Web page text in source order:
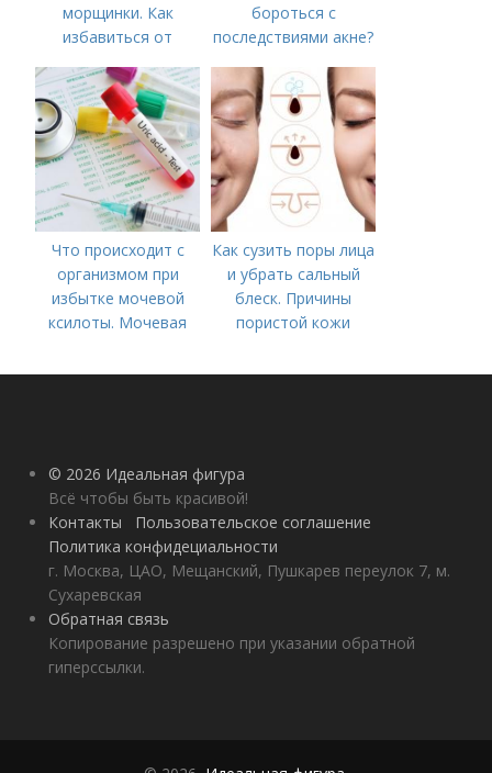
морщинки. Как
избавиться от
косметологические
процедуры
бороться с
последствиями акне?
Что происходит с
организмом при
избытке мочевой
ксилоты. Мочевая
норма и отклонения
Как сузить поры лица
и убрать сальный
блеск. Причины
пористой кожи
© 2026 Идеальная фигура
Всё чтобы быть красивой!
Контакты
Пользовательское соглашение
Политика конфидециальности
г. Москва, ЦАО, Мещанский, Пушкарев переулок 7, м.
Сухаревская
Обратная связь
Копирование разрешено при указании обратной
гиперссылки.